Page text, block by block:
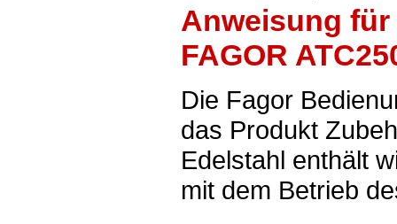
Anweisung
FAGOR
Die Fagor
das Produkt
Edelstahl enthält
mit dem Betrieb